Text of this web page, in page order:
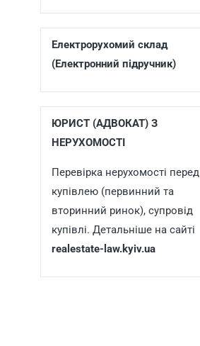
Електрорухомий склад
(Електронний підручник)
ЮРИСТ (АДВОКАТ) З
НЕРУХОМОСТІ
Перевірка нерухомості перед
купівлею (первинний та
вторинний ринок), супровід
купівлі. Детальніше на сайті
realestate-law.kyiv.ua